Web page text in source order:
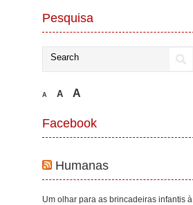
Pesquisa
A A A
Facebook
Humanas
Um olhar para as brincadeiras infantis à